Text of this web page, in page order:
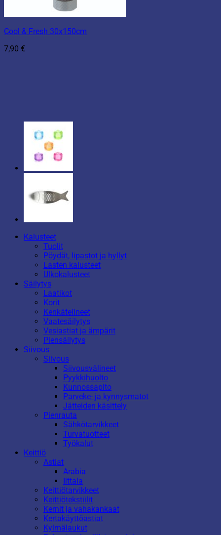
Cool & Fresh 30x150cm
7,90 €
Kalusteet
Tuolit
Pöydät, lipastot ja hyllyt
Lasten kalusteet
Ulkokalusteet
Säilytys
Laatikot
Korit
Kenkätelineet
Vaatesäilytys
Vesiastiat ja ämpärit
Piensäilytys
Siivous
Siivous
Siivousvälineet
Pyykkihuolto
Kunnossapito
Parveke- ja kynnysmatot
Jätteiden käsittely
Pienrauta
Sähkötarvikkeet
Turvatuotteet
Työkalut
Keittiö
Astiat
Arabia
Iittala
Keittiötarvikkeet
Keittiötekstiilit
Kernit ja vahakankaat
Kertakäyttöastiat
Kylmälaukut